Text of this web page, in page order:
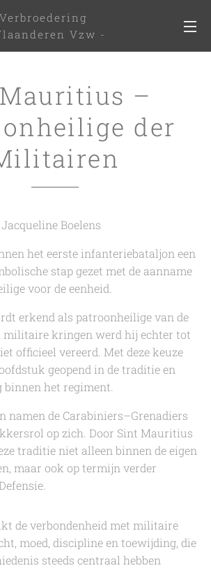
Vzw -
–
der
Boelens
het eerste infanteriebataljon een
stap gezet met de aanname
voor de eenheid.
erkend als patroonheilige van de
kringen werd hij echter tot
officieel vereerd. Met deze keuze
geopend in de traditie en
het regiment.
namen de Carabiniers–Grenadiers
op zich. Door Sint Mauritius
traditie niet alleen binnen de eigen
maar ook op termijn verder
de verbondenheid met militaire
moed, discipline en toewijding, die
steeds centraal hebben